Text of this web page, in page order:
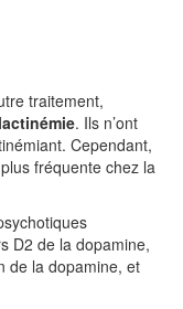
traitement,
. Ils n’ont
Cependant,
fréquente chez la
D2 de la dopamine,
de la dopamine, et